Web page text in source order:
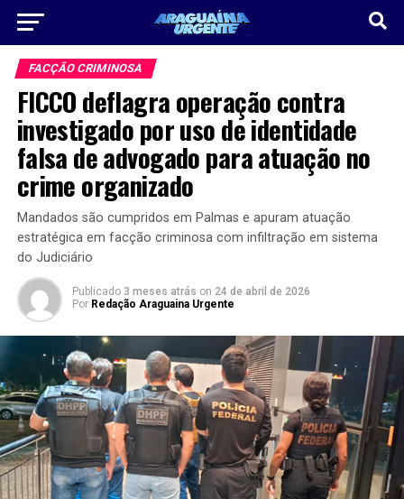
FACÇÃO CRIMINOSA
FICCO deflagra operação contra
investigado por uso de identidade
falsa de advogado para atuação no
crime organizado
Mandados são cumpridos em Palmas e apuram atuação
estratégica em facção criminosa com infiltração em sistema
do Judiciário
Publicado 3 meses atrás on 24 de abril de 2026
Por Redação Araguaina Urgente